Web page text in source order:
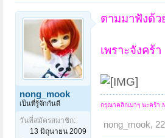
nong_mook
เป็นที่รู้จักกันดี
วันที่สมัครสมาชิก:
13 มิถุนายน 2009
ตามมาฟังด้
เพราะจังคร้า
กรุณาคลิกเบาๆ นะคร้า
nong_mook,